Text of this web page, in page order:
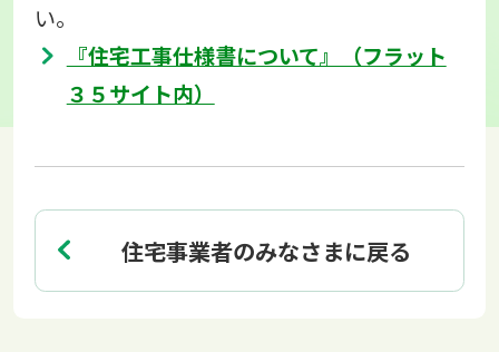
い。
『住宅工事仕様書について』（フラット
３５サイト内）
住宅事業者のみなさまに戻る